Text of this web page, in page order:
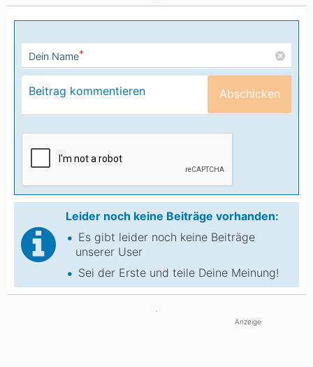
Dein Name*
Abschicken
Leider noch keine Beiträge vorhanden:
Es gibt leider noch keine Beiträge
unserer User
Sei der Erste und teile Deine Meinung!
Anzeige